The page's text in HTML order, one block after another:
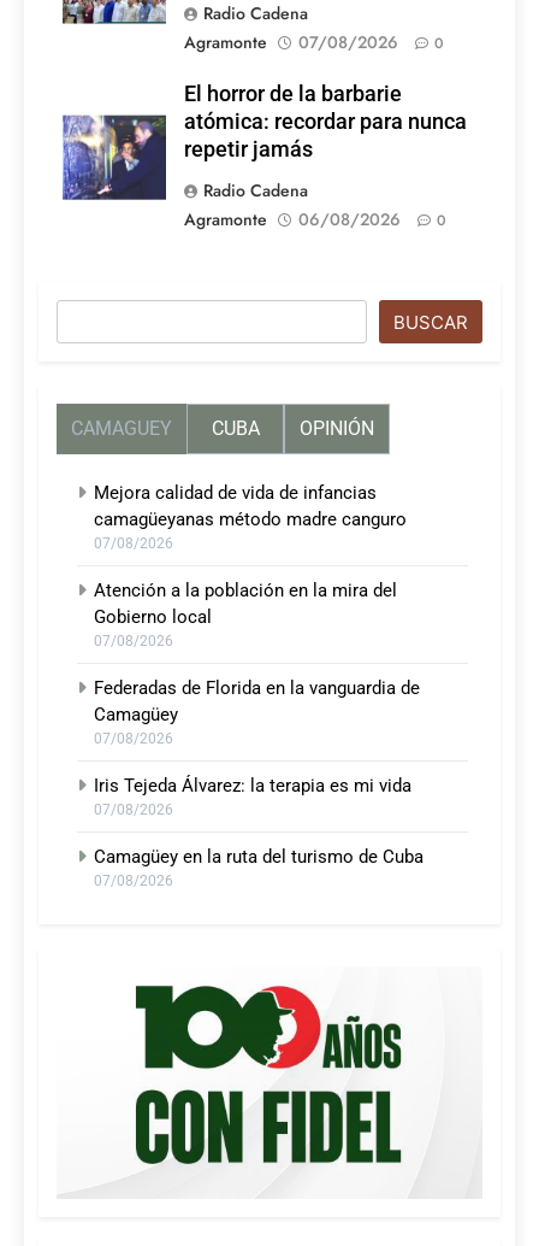
Radio Cadena
Agramonte
07/08/2026 0
El horror de la barbarie
atómica: recordar para nunca
repetir jamás
Radio Cadena
Agramonte
06/08/2026 0
BUSCAR
CAMAGUEY CUBA OPINIÓN
Mejora calidad de vida de infancias
camagüeyanas método madre canguro
07/08/2026
Atención a la población en la mira del
Gobierno local
07/08/2026
Federadas de Florida en la vanguardia de
Camagüey
07/08/2026
Iris Tejeda Álvarez: la terapia es mi vida
07/08/2026
Camagüey en la ruta del turismo de Cuba
07/08/2026